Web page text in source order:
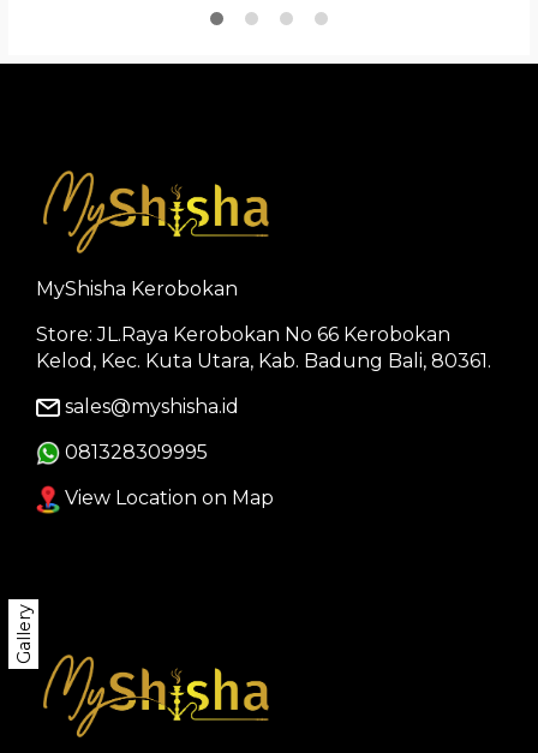
Gallery
MyShisha Kerobokan
Store: JL.Raya Kerobokan No 66 Kerobokan
Kelod, Kec. Kuta Utara, Kab. Badung Bali, 80361.
sales@myshisha.id
081328309995
View Location on Map